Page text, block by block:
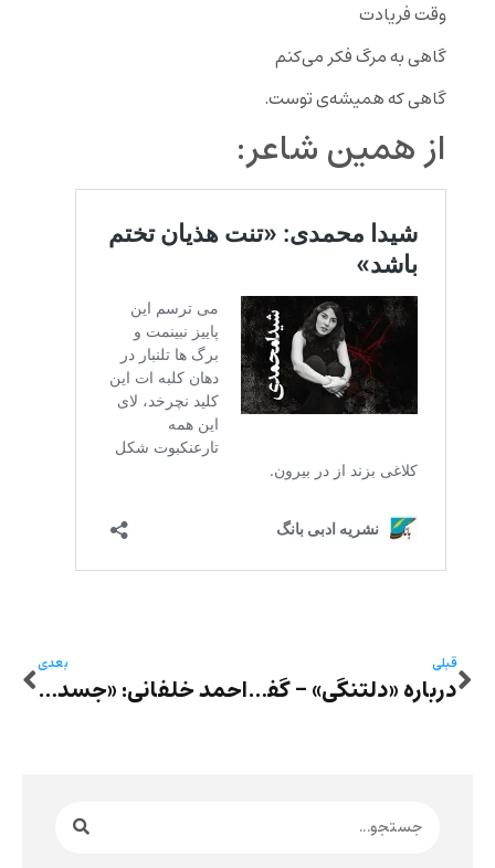
وقت فریادت
گاهی به مرگ فکر می‌کنم
گاهی که همیشه‌ی توست.
از همین شاعر:
قبلی
درباره «دلتنگی» – گفت‌وگوی لیزی استرن با ساناز طوسی
بعدی
احمد خلفانی: «جسدها تکثیر می‌شوند» نوشته کیومرث پوراحمد